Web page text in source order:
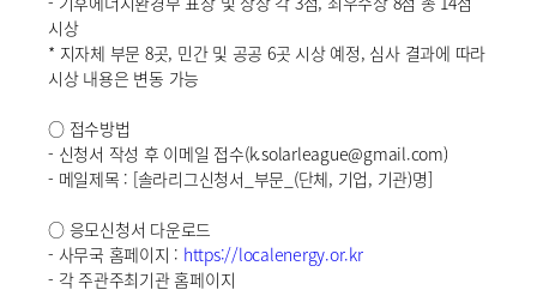
시상
* 지자체 부문 8곳, 민간 및 공공 6곳 시상 예정, 심사 결과에 따라
시상 내용은 변동 가능
○ 접수방법
- 신청서 작성 후 이메일 접수(k.solarleague@gmail.com)
- 메일제목 : [솔라리그신청서_부문_(단체, 기업, 기관)명]
○ 응모신청서 다운로드
- 사무국 홈페이지 : https://localenergy.or.kr
- 각 주관주최기관 홈페이지